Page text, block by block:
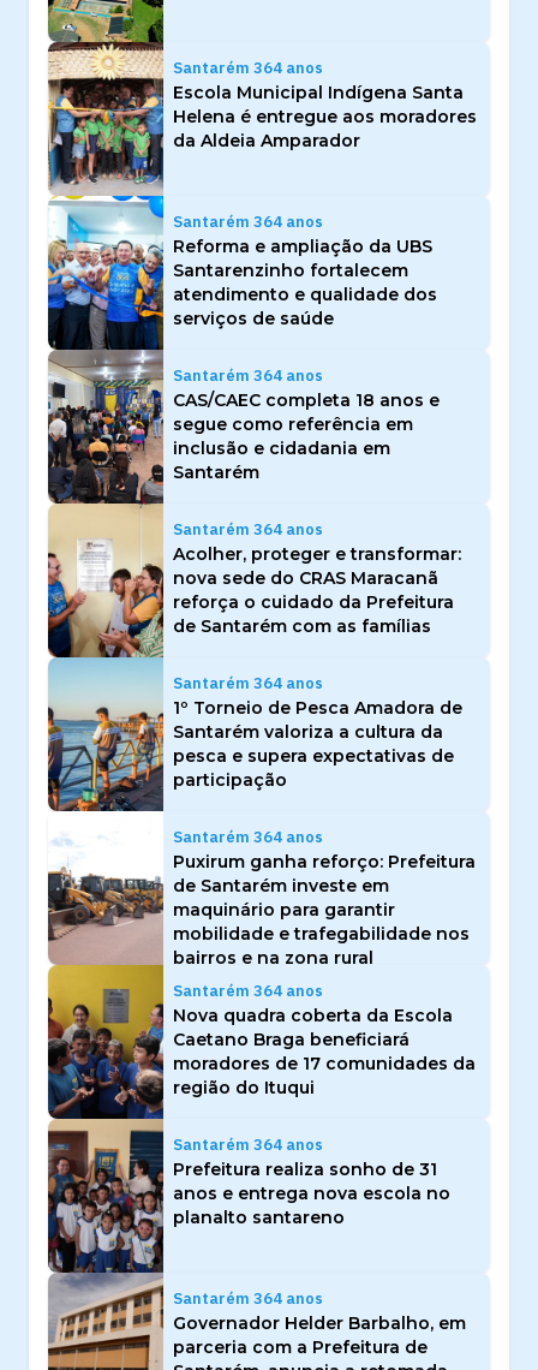
Santarém 364 anos
Escola Municipal Indígena Santa
Helena é entregue aos moradores
da Aldeia Amparador
Santarém 364 anos
Reforma e ampliação da UBS
Santarenzinho fortalecem
atendimento e qualidade dos
serviços de saúde
Santarém 364 anos
CAS/CAEC completa 18 anos e
segue como referência em
inclusão e cidadania em
Santarém
Santarém 364 anos
Acolher, proteger e transformar:
nova sede do CRAS Maracanã
reforça o cuidado da Prefeitura
de Santarém com as famílias
Santarém 364 anos
1º Torneio de Pesca Amadora de
Santarém valoriza a cultura da
pesca e supera expectativas de
participação
Santarém 364 anos
Puxirum ganha reforço: Prefeitura
de Santarém investe em
maquinário para garantir
mobilidade e trafegabilidade nos
bairros e na zona rural
Santarém 364 anos
Nova quadra coberta da Escola
Caetano Braga beneficiará
moradores de 17 comunidades da
região do Ituqui
Santarém 364 anos
Prefeitura realiza sonho de 31
anos e entrega nova escola no
planalto santareno
Santarém 364 anos
Governador Helder Barbalho, em
parceria com a Prefeitura de